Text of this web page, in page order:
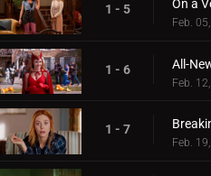
1 - 5 On a
Feb.
1 - 6 All-
Feb.
1 - 7
Feb.